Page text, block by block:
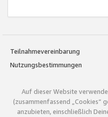
Teilnahmevereinbarung
Nutzungsbestimmungen
Auf dieser Website
(zusammenfassend „Cookies“
anzubieten, einschließlich